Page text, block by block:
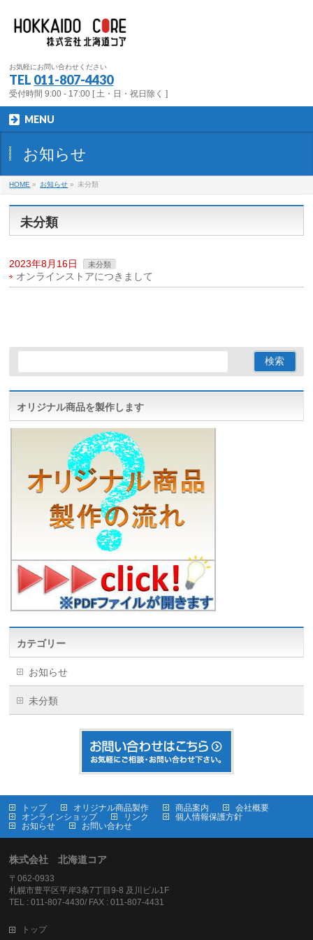
お気軽にお問い合わせください
TEL 011-807-4430
受付時間 9:00 - 17:00 [ 土・日・祝日除く ]
MENU
お知らせ
HOME » お知らせ » 未分類
未分類
2023年8月16日 未分類
オンラインストアにつきまして
オリジナル商品を製作します
カテゴリー
お知らせ
未分類
トップ オリジナル商品製作 商品案内
会社概要
オンラインショップ
リンク
個人情報保護方針
お知らせ
お問い合わせ
株式会社 北海道コア
〒062-0933
札幌市豊平区平岸3条7丁目9-8 及川ビル1F
TEL : 011-807-4430/ FAX : 011-807-4431
トップ